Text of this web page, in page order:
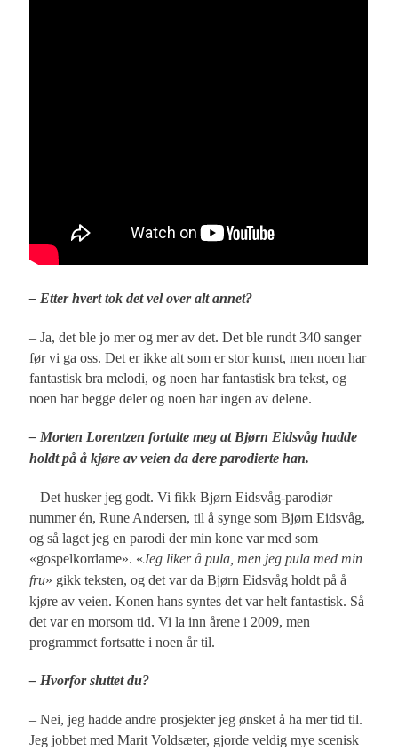
– Etter hvert tok det vel over alt annet?
– Ja, det ble jo mer og mer av det. Det ble rundt 340 sanger
før vi ga oss. Det er ikke alt som er stor kunst, men noen har
fantastisk bra melodi, og noen har fantastisk bra tekst, og
noen har begge deler og noen har ingen av delene.
– Morten Lorentzen fortalte meg at Bjørn Eidsvåg hadde
holdt på å kjøre av veien da dere parodierte han.
– Det husker jeg godt. Vi fikk Bjørn Eidsvåg-parodiør
nummer én, Rune Andersen, til å synge som Bjørn Eidsvåg,
og så laget jeg en parodi der min kone var med som
«gospelkordame». «Jeg liker å pula, men jeg pula med min
fru» gikk teksten, og det var da Bjørn Eidsvåg holdt på å
kjøre av veien. Konen hans syntes det var helt fantastisk. Så
det var en morsom tid. Vi la inn årene i 2009, men
programmet fortsatte i noen år til.
– Hvorfor sluttet du?
– Nei, jeg hadde andre prosjekter jeg ønsket å ha mer tid til.
Jeg jobbet med Marit Voldsæter, gjorde veldig mye scenisk